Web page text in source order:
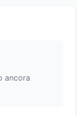
ancora